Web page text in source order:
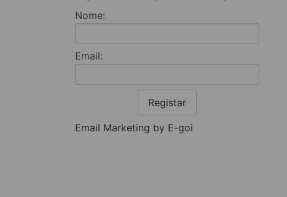
Nome:
Email:
Registar
Email Marketing by E-goi